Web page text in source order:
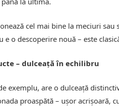
cel mai bine la meciuri
o descoperire nouă – este
– dulceață în echilibru
exemplu, are o dulceață
proaspătă – ușor acrișoară,